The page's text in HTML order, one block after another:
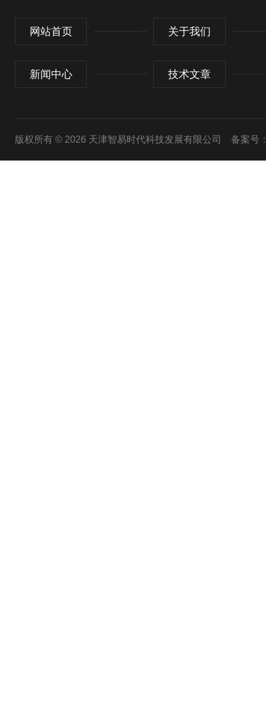
网站首页 关于我们
新闻中心 技术文章
版权所有 © 2026 天津智易时代科技发展有限公司 备案号